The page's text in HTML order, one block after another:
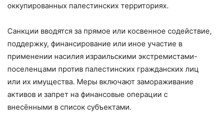
оккупированных палестинских территориях.
Санкции вводятся за прямое или косвенное содействие,
поддержку, финансирование или иное участие в
применении насилия израильскими экстремистами-
поселенцами против палестинских гражданских лиц
или их имущества. Меры включают замораживание
активов и запрет на финансовые операции с
внесёнными в список субъектами.